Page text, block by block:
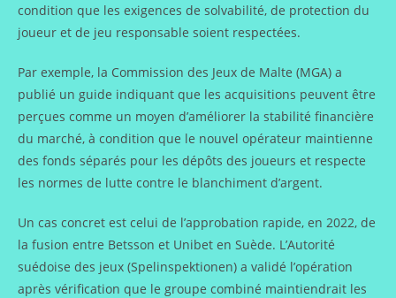
condition que les exigences de solvabilité, de protection du
joueur et de jeu responsable soient respectées.
Par exemple, la Commission des Jeux de Malte (MGA) a
publié un guide indiquant que les acquisitions peuvent être
perçues comme un moyen d’améliorer la stabilité financière
du marché, à condition que le nouvel opérateur maintienne
des fonds séparés pour les dépôts des joueurs et respecte
les normes de lutte contre le blanchiment d’argent.
Un cas concret est celui de l’approbation rapide, en 2022, de
la fusion entre Betsson et Unibet en Suède. L’Autorité
suédoise des jeux (Spelinspektionen) a validé l’opération
après vérification que le groupe combiné maintiendrait les